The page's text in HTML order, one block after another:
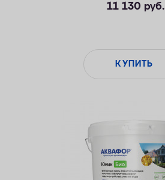
11 130 руб.
КУПИТЬ